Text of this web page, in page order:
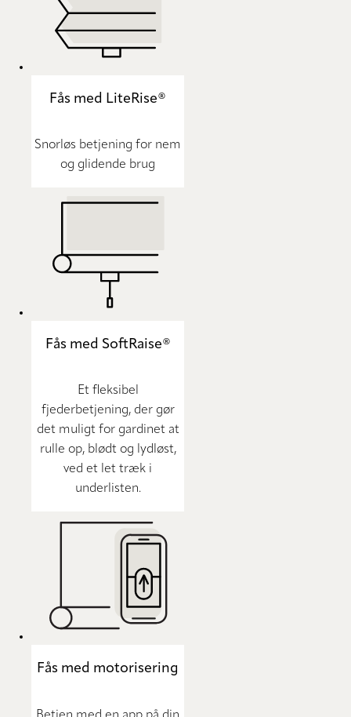
Fås med LiteRise®
Snorløs betjening for nem
og glidende brug
Fås med SoftRaise®
Et fleksibel
fjederbetjening, der gør
det muligt for gardinet at
rulle op, blødt og lydløst,
ved et let træk i
underlisten.
Fås med motorisering